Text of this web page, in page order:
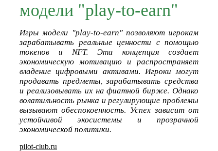
модели "play-to-earn"
Игры модели "play-to-earn" позволяют игрокам
зарабатывать реальные ценности с помощью
токенов и NFT. Эта концепция создает
экономическую мотивацию и распространяет
владение цифровыми активами. Игроки могут
продавать предметы, зарабатывать средства
и реализовывать их на фиатной бирже. Однако
волатильность рынка и регулирующие проблемы
вызывают обеспокоенность. Успех зависит от
устойчивой экосистемы и прозрачной
экономической политики.
pilot-club.ru